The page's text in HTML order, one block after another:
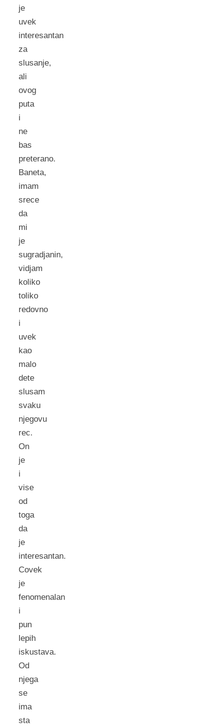
je
uvek
interesantan
za
slusanje,
ali
ovog
puta
i
ne
bas
preterano.
Baneta,
imam
srece
da
mi
je
sugradjanin,
vidjam
koliko
toliko
redovno
i
uvek
kao
malo
dete
slusam
svaku
njegovu
rec.
On
je
i
vise
od
toga
da
je
interesantan.
Covek
je
fenomenalan
i
pun
lepih
iskustava.
Od
njega
se
ima
sta